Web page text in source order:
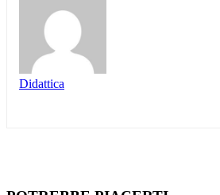
Didattica